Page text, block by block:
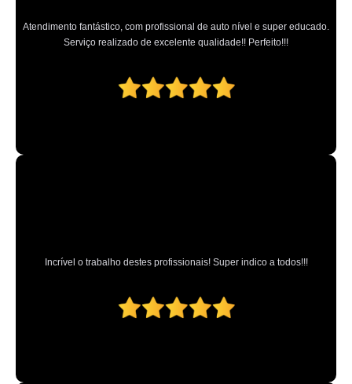
Atendimento fantástico, com profissional de auto nível e super educado.
Serviço realizado de excelente qualidade!! Perfeito!!!
Incrível o trabalho destes profissionais! Super indico a todos!!!